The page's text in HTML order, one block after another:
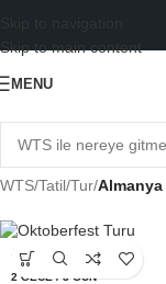
Skip to main content
MENU
WTS/Tatil/Tur/Almanya
ALMANYA
2 GECE / 3 GÜN